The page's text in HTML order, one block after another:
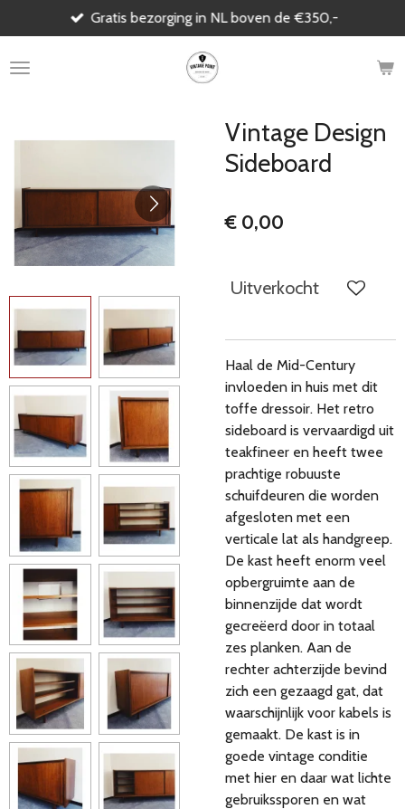
direct
naar
Gratis bezorging in NL boven de €350,-
Vintage Design
Sideboard
€ 0,00
Uitverkocht
Haal de Mid-Century
invloeden in huis met dit
toffe dressoir. Het retro
sideboard is vervaardigd uit
teakfineer en heeft twee
prachtige robuuste
schuifdeuren die worden
afgesloten met een
verticale lat als handgreep.
De kast heeft enorm veel
opbergruimte aan de
binnenzijde dat wordt
gecreëerd door in totaal
zes planken. Aan de
rechter achterzijde bevind
zich een gezaagd gat, dat
waarschijnlijk voor kabels is
gemaakt. De kast is in
goede vintage conditie
met hier en daar wat lichte
gebruikssporen en wat